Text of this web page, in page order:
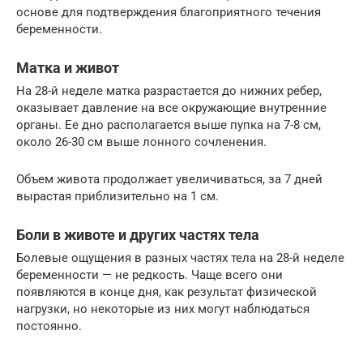
основе для подтверждения благоприятного течения
беременности.
Матка и живот
На 28-й неделе матка разрастается до нижних ребер,
оказывает давление на все окружающие внутренние
органы. Ее дно располагается выше пупка на 7-8 см,
около 26-30 см выше лонного сочленения.
Объем живота продолжает увеличиваться, за 7 дней
вырастая приблизительно на 1 см.
Боли в животе и других частях тела
Болевые ощущения в разных частях тела на 28-й неделе
беременности — не редкость. Чаще всего они
появляются в конце дня, как результат физической
нагрузки, но некоторые из них могут наблюдаться
постоянно.